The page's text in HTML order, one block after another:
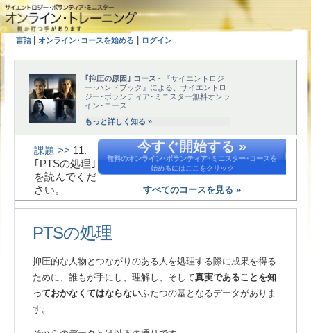
言語 オンライン･コースを始める ログイン
｢抑圧の原因｣ コース - 『サイエントロジ
ー･ハンドブック』による、サイエントロ
ジー･ボランティア･ミニスター無料オンラ
イン･コース
もっと詳しく知る »
今すぐ開始する »
無料のオンライン･ボランティア･ミニスター･コースを
始めるにはここをクリック
すべてのコースを見る »
課題 >> 11.
｢PTSの処理｣
を読んでくだ
さい。
PTSの処理
抑圧的な人物とつながりのある人を処理する際に成果を得る
ために、誰もが手にし、理解し、そして真実であることを知
っておかなくてはならないふたつの基となるデータがありま
す。